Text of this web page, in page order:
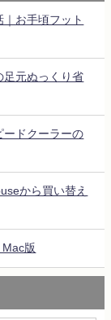
お手頃フット
足元ぬっくり省
ードクーラーの
から買い替え
版